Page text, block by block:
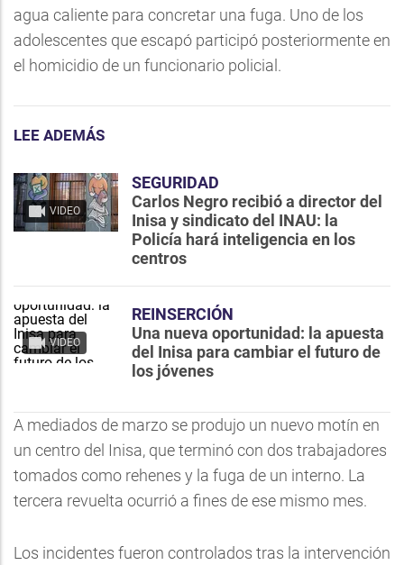
agua caliente para concretar una fuga. Uno de los
adolescentes que escapó participó posteriormente en
el homicidio de un funcionario policial.
LEE ADEMÁS
VIDEO
SEGURIDAD
Carlos Negro recibió a director del
Inisa y sindicato del INAU: la
Policía hará inteligencia en los
centros
VIDEO
REINSERCIÓN
Una nueva oportunidad: la apuesta
del Inisa para cambiar el futuro de
los jóvenes
A mediados de marzo se produjo un nuevo motín en
un centro del Inisa, que terminó con dos trabajadores
tomados como rehenes y la fuga de un interno. La
tercera revuelta ocurrió a fines de ese mismo mes.
Los incidentes fueron controlados tras la intervención